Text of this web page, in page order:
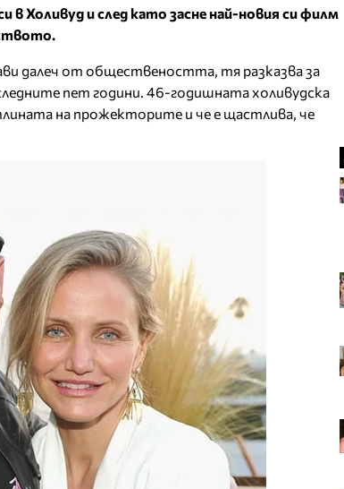
Холивуд и след като засне най-новия си филм
далеч от обществеността, тя разказва за
пет години. 46-годишната холивудска
на прожекторите и че е щастлива, че